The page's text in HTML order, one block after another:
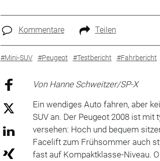
Kommentare Teilen
#Mini-SUV #Peugeot #Testbericht #Fahrbericht
Von Hanne Schweitzer/SP-X
Ein wendiges Auto fahren, aber
SUV an. Der Peugeot 2008 ist
versehen: Hoch und bequem
Facelift zum Frühsommer auch
fast auf Kompaktklasse-Niveau.